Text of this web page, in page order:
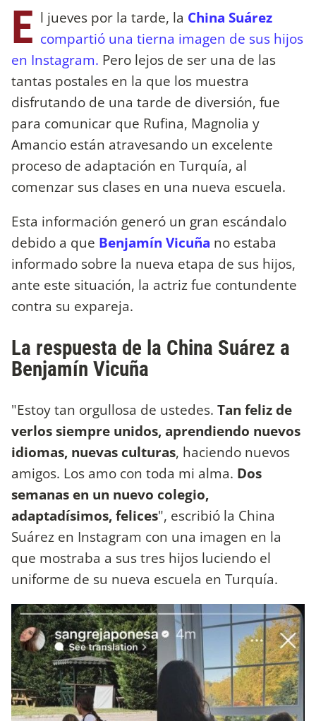
E l jueves por la tarde, la China Suárez
compartió una tierna imagen de sus hijos
en Instagram. Pero lejos de ser una de las
tantas postales en la que los muestra
disfrutando de una tarde de diversión, fue
para comunicar que Rufina, Magnolia y
Amancio están atravesando un excelente
proceso de adaptación en Turquía, al
comenzar sus clases en una nueva escuela.
Esta información generó un gran escándalo
debido a que Benjamín Vicuña no estaba
informado sobre la nueva etapa de sus hijos,
ante este situación, la actriz fue contundente
contra su expareja.
La respuesta de la China Suárez a
Benjamín Vicuña
"Estoy tan orgullosa de ustedes. Tan feliz de
verlos siempre unidos, aprendiendo nuevos
idiomas, nuevas culturas, haciendo nuevos
amigos. Los amo con toda mi alma. Dos
semanas en un nuevo colegio,
adaptadísimos, felices", escribió la China
Suárez en Instagram con una imagen en la
que mostraba a sus tres hijos luciendo el
uniforme de su nueva escuela en Turquía.